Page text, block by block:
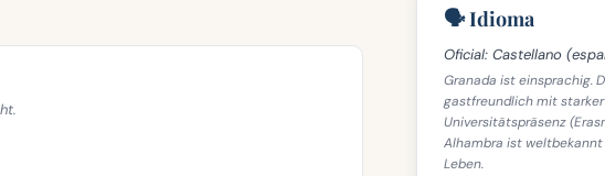
🗣️ Idioma
Oficial: Castellano
Granada ist einsprachig.
gastfreundlich mit
Universitätspräsenz
Alhambra ist
Leben.